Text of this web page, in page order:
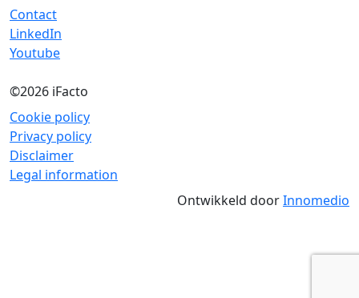
Contact
LinkedIn
Youtube
©2026 iFacto
Cookie policy
Privacy policy
Disclaimer
Legal information
Ontwikkeld doorInnomedio